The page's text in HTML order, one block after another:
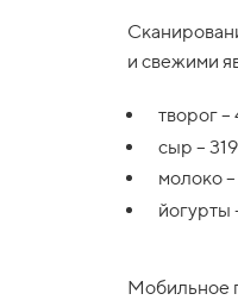
и свежими
творог
сыр –
молоко
йогурты
Мобильное